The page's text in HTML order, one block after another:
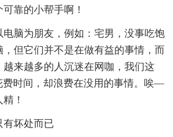
靠的小帮手啊！
脑为朋友，例如：宅男，没事吃饱
但它们并不是在做有益的事情，而
越来越多的人沉迷在网咖，我们这
费时间，却浪费在没用的事情。唉—
！
坏处而已